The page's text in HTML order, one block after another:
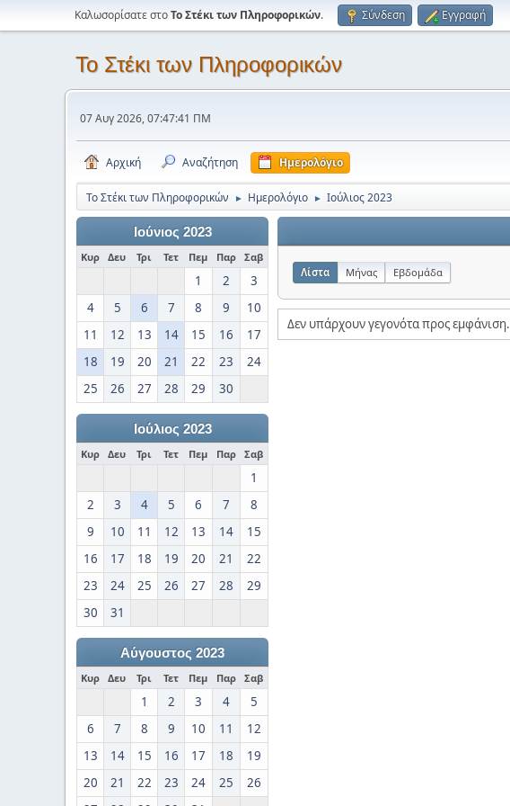
Καλωσορίσατε στοΤο Στέκι των Πληροφορικών. Σύνδεση Εγγραφή
Το Στέκι των Πληροφορικών
07 Αυγ 2026, 07:47:41 ΠΜ
Αρχική Αναζήτηση Ημερολόγιο
Το Στέκι των Πληροφορικών ► Ημερολόγιο ► Ιούλιος 2023
Ιούνιος 2023
Κυρ Δευ Τρι Τετ Πεμ Παρ Σαβ
1 2
3
4
5 6 7 8 9
10
11
12 13 14 15 16
17
18
19 20 21 22 23
24
25
26 27 28 29 30
Ιούλιος 2023
Κυρ Δευ Τρι Τετ Πεμ Παρ Σαβ
1
2
3 4 5 6 7
8
9
10 11 12 13 14
15
16
17 18 19 20 21
22
23
24 25 26 27 28
29
30
31
Αύγουστος 2023
Κυρ Δευ Τρι Τετ Πεμ Παρ Σαβ
1 2 3 4
5
6
7 8 9 10 11
12
13
14 15 16 17 18
19
20
21 22 23 24 25
26
Λίστα Μήνας Εβδομάδα
Δεν υπάρχουν γεγονότα προς εμφάνιση.